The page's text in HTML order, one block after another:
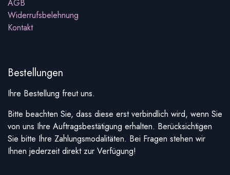
AGB
Widerrufsbelehnung
Kontakt
Bestellungen
Ihre Bestellung freut uns.
Bitte beachten Sie, dass diese erst verbindlich wird, wenn Sie
von uns Ihre Auftragsbestätigung erhalten. Berücksichtigen
Sie bitte Ihre Zahlungsmodalitäten. Bei Fragen stehen wir
Ihnen jederzeit direkt zur Verfügung!